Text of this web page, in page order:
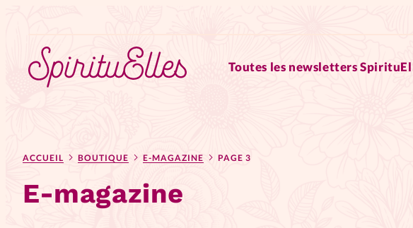
Toutes les newsletters
Actus au féminin
ACCUEIL BOUTIQUE E-MAGAZINE PAGE 3
E-magazine